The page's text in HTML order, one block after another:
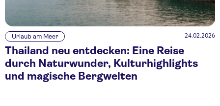
Urlaub am Meer 24.02.2026
Thailand neu entdecken: Eine Reise
durch Naturwunder, Kulturhighlights
und magische Bergwelten